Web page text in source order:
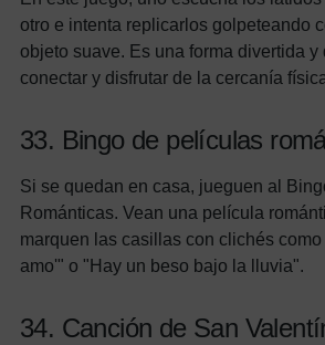
otro e intenta replicarlos golpeteando
objeto suave. Es una forma divertida y
conectar y disfrutar de la cercanía
33. Bingo de películas
Si se quedan en casa, jueguen al
Románticas. Vean una película
marquen las casillas con clichés
amo'" o "Hay un beso bajo la lluvia".
34. Canción de San